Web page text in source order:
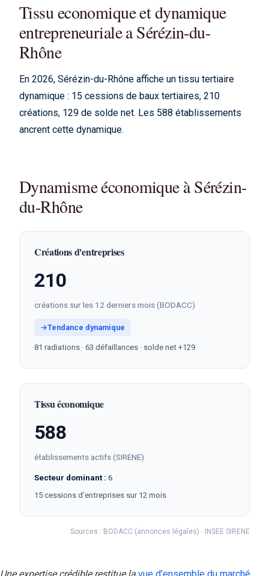
Tissu economique et dynamique
entrepreneuriale a Sérézin-du-
Rhône
En 2026, Sérézin-du-Rhône affiche un tissu tertiaire
dynamique : 15 cessions de baux tertiaires, 210
créations, 129 de solde net. Les 588 établissements
ancrent cette dynamique.
Dynamisme économique à Sérézin-
du-Rhône
Créations d'entreprises
210
créations sur les 12 derniers mois (BODACC)
→Tendance dynamique
81 radiations · 63 défaillances · solde net +129
Tissu économique
588
établissements actifs (SIRENE)
Secteur dominant : 6
15 cessions d'entreprises sur 12 mois
Sources : BODACC (annonces légales) · INSEE SIRENE